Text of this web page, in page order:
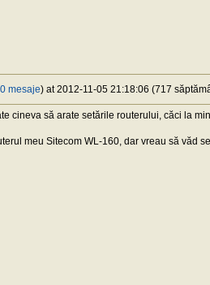
0 mesaje) at 2012-11-05 21:18:06 (717
cineva să arate setările routerului, căci la
meu Sitecom WL-160, dar vreau să văd